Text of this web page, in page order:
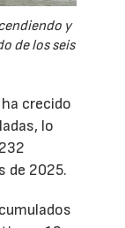
y
de los seis
crecido
lo
de 2025.